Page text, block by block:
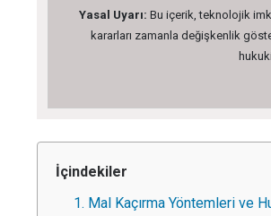
Yasal Uyarı: Bu içerik, teknolojik
kararları zamanla değişkenlik
İçindekiler
1. Mal Kaçırma Yöntemleri ve